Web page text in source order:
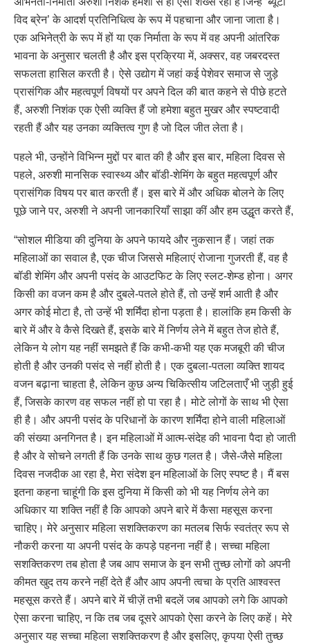
विद ब्रेन’ के आदर्श प्रतिनिधित्व के रूप में पहचाना और जाना जाता है।
एक अभिनेत्री के रूप में हों या एक निर्माता के रूप में वह अपनी आंतरिक
भावना के अनुसार चलती है और इस प्रक्रिया में, अक्सर, वह जबरदस्त
सफलता हासिल करती है। ऐसे उद्योग में जहां कई पेशेवर समाज से जुड़े
प्रासंगिक और महत्वपूर्ण विषयों पर अपने दिल की बात कहने से पीछे हटते
हैं, अरुशी निशंक एक ऐसी व्यक्ति हैं जो हमेशा बहुत मुखर और स्पष्टवादी
रहती हैं और यह उनका व्यक्तित्व गुण है जो दिल जीत लेता है।
पहले भी, उन्होंने विभिन्न मुद्दों पर बात की है और इस बार, महिला दिवस से
पहले, अरुशी मानसिक स्वास्थ्य और बॉडी-शेमिंग के बहुत महत्वपूर्ण और
प्रासंगिक विषय पर बात करती हैं। इस बारे में और अधिक बोलने के लिए
पूछे जाने पर, अरुशी ने अपनी जानकारियाँ साझा कीं और हम उद्धृत करते हैं,
“सोशल मीडिया की दुनिया के अपने फायदे और नुकसान हैं। जहां तक
महिलाओं का सवाल है, एक चीज जिससे महिलाएं रोजाना गुजरती हैं, वह है
बॉडी शेमिंग और अपनी पसंद के आउटफिट के लिए स्लट-शेम्ड होना। अगर
किसी का वजन कम है और दुबले-पतले होते हैं, तो उन्हें शर्म आती है और
अगर कोई मोटा है, तो उन्हें भी शर्मिंदा होना पड़ता है। हालांकि हम किसी के
बारे में और वे कैसे दिखते हैं, इसके बारे में निर्णय लेने में बहुत तेज होते हैं,
लेकिन ये लोग यह नहीं समझते हैं कि कभी-कभी यह एक मजबूरी की चीज
होती है और उनकी पसंद से नहीं होती है। एक दुबला-पतला व्यक्ति शायद
वजन बढ़ाना चाहता है, लेकिन कुछ अन्य चिकित्सीय जटिलताएँ भी जुड़ी हुई
हैं, जिसके कारण वह सफल नहीं हो पा रहा है। मोटे लोगों के साथ भी ऐसा
ही है। और अपनी पसंद के परिधानों के कारण शर्मिंदा होने वाली महिलाओं
की संख्या अनगिनत है। इन महिलाओं में आत्म-संदेह की भावना पैदा हो जाती
है और वे सोचने लगती हैं कि उनके साथ कुछ गलत है। जैसे-जैसे महिला
दिवस नजदीक आ रहा है, मेरा संदेश इन महिलाओं के लिए स्पष्ट है। मैं बस
इतना कहना चाहूंगी कि इस दुनिया में किसी को भी यह निर्णय लेने का
अधिकार या शक्ति नहीं है कि आपको अपने बारे में कैसा महसूस करना
चाहिए। मेरे अनुसार महिला सशक्तिकरण का मतलब सिर्फ स्वतंत्र रूप से
नौकरी करना या अपनी पसंद के कपड़े पहनना नहीं है। सच्चा महिला
सशक्तिकरण तब होता है जब आप समाज के इन सभी तुच्छ लोगों को अपनी
कीमत खुद तय करने नहीं देते हैं और आप अपनी त्वचा के प्रति आश्वस्त
महसूस करते हैं। अपने बारे में चीज़ें तभी बदलें जब आपको लगे कि आपको
ऐसा करना चाहिए, न कि तब जब दूसरे आपको ऐसा करने के लिए कहें। मेरे
अनुसार यह सच्चा महिला सशक्तिकरण है और इसलिए, कृपया ऐसी तुच्छ